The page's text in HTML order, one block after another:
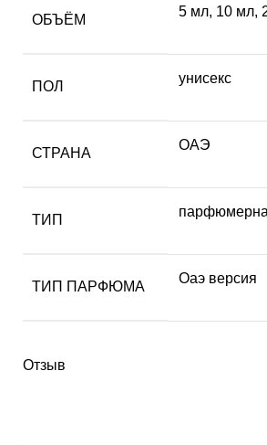
ОБЪЁМ
5 мл, 10 мл,
ПОЛ
унисекс
СТРАНА
ОАЭ
ТИП
ТИП ПАРФЮМА
Оаэ версия
Отзыв